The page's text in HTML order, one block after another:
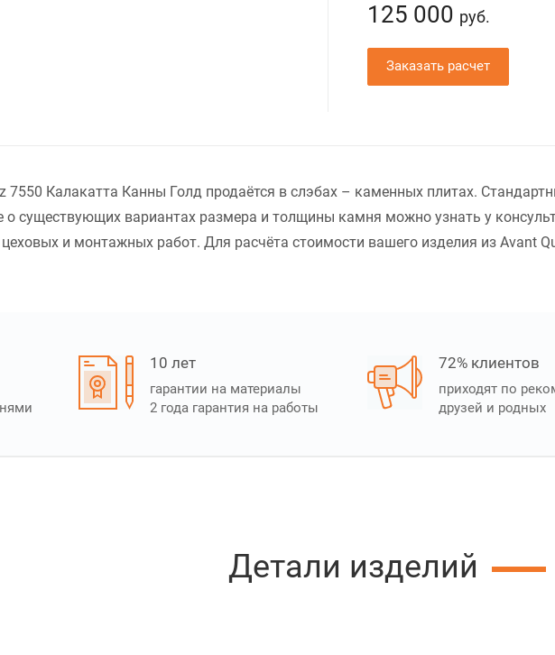
125 000 руб.
Заказать расчет
7550 Калакатта Канны Голд продаётся в слэбах – каменных плитах.
существующих вариантах размера и толщины камня можно узнать у
и монтажных работ. Для расчёта стоимости вашего изделия из Avant
10 лет
гарантии на материалы
2 года гарантия на работы
72% клиентов
приходят по
друзей и родных
Детали изделий